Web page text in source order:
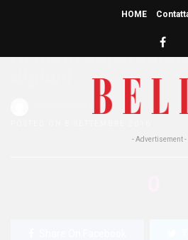
HOME
- Advertisement -
La dieta